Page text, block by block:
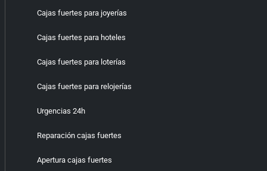
Cajas fuertes para joyerías
Cajas fuertes para hoteles
Cajas fuertes para loterías
Cajas fuertes para relojerías
Urgencias 24h
Reparación cajas fuertes
Apertura cajas fuertes